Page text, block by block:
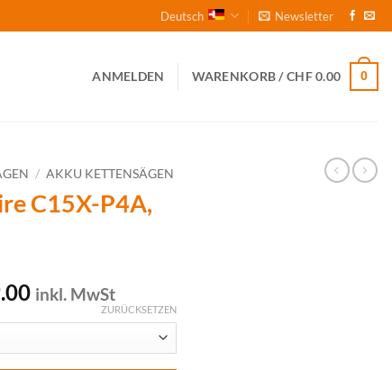
Deutsch Newsletter
ANMELDEN WARENKORB /CHF0.00 0
/ AKKU KETTENSÄGEN
C15X-P4A,
Preisspanne:
CHF 219.00
CHF 329.00
inkl. MwSt
ZURÜCKSETZEN